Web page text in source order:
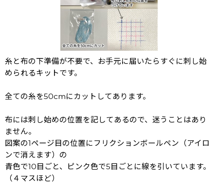
糸と布の下準備が不要で、お手元に届いたらすぐに刺し始
められるキットです。
全ての糸を50cmにカットしてあります。
布には刺し始めの位置を記してあるので、迷うことはあり
ません。
図案の1ページ目の位置にフリクションボールペン（アイロ
ンで消えます）の
青色で10目ごと、ピンク色で5目ごとに線を引いています。
（４マスほど）